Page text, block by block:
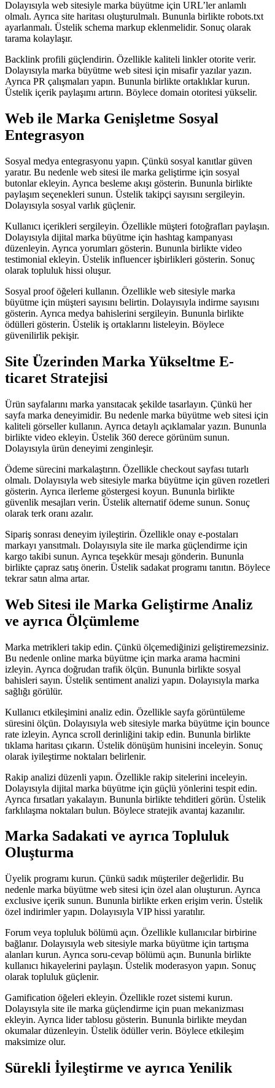
Dolayısıyla web sitesiyle marka büyütme için URL’ler anlamlı
olmalı. Ayrıca site haritası oluşturulmalı. Bununla birlikte robots.txt
ayarlanmalı. Üstelik schema markup eklenmelidir. Sonuç olarak
tarama kolaylaşır.
Backlink profili güçlendirin. Özellikle kaliteli linkler otorite verir.
Dolayısıyla marka büyütme web sitesi için misafir yazılar yazın.
Ayrıca PR çalışmaları yapın. Bununla birlikte ortaklıklar kurun.
Üstelik içerik paylaşımı artırın. Böylece domain otoritesi yükselir.
Web ile Marka Genişletme Sosyal
Entegrasyon
Sosyal medya entegrasyonu yapın. Çünkü sosyal kanıtlar güven
yaratır. Bu nedenle web sitesi ile marka geliştirme için sosyal
butonlar ekleyin. Ayrıca besleme akışı gösterin. Bununla birlikte
paylaşım seçenekleri sunun. Üstelik takipçi sayısını sergileyin.
Dolayısıyla sosyal varlık güçlenir.
Kullanıcı içerikleri sergileyin. Özellikle müşteri fotoğrafları paylaşın.
Dolayısıyla dijital marka büyütme için hashtag kampanyası
düzenleyin. Ayrıca yorumları gösterin. Bununla birlikte video
testimonial ekleyin. Üstelik influencer işbirlikleri gösterin. Sonuç
olarak topluluk hissi oluşur.
Sosyal proof öğeleri kullanın. Özellikle web sitesiyle marka
büyütme için müşteri sayısını belirtin. Dolayısıyla indirme sayısını
gösterin. Ayrıca medya bahislerini sergileyin. Bununla birlikte
ödülleri gösterin. Üstelik iş ortaklarını listeleyin. Böylece
güvenilirlik pekişir.
Site Üzerinden Marka Yükseltme E-
ticaret Stratejisi
Ürün sayfalarını marka yansıtacak şekilde tasarlayın. Çünkü her
sayfa marka deneyimidir. Bu nedenle marka büyütme web sitesi için
kaliteli görseller kullanın. Ayrıca detaylı açıklamalar yazın. Bununla
birlikte video ekleyin. Üstelik 360 derece görünüm sunun.
Dolayısıyla ürün deneyimi zenginleşir.
Ödeme sürecini markalaştırın. Özellikle checkout sayfası tutarlı
olmalı. Dolayısıyla web sitesiyle marka büyütme için güven rozetleri
gösterin. Ayrıca ilerleme göstergesi koyun. Bununla birlikte
güvenlik mesajları verin. Üstelik alternatif ödeme sunun. Sonuç
olarak terk oranı azalır.
Sipariş sonrası deneyim iyileştirin. Özellikle onay e-postaları
markayı yansıtmalı. Dolayısıyla site ile marka güçlendirme için
kargo takibi sunun. Ayrıca teşekkür mesajı gönderin. Bununla
birlikte çapraz satış önerin. Üstelik sadakat programı tanıtın. Böylece
tekrar satın alma artar.
Web Sitesi ile Marka Geliştirme Analiz
ve ayrıca Ölçümleme
Marka metrikleri takip edin. Çünkü ölçemediğinizi geliştiremezsiniz.
Bu nedenle online marka büyütme için marka arama hacmini
izleyin. Ayrıca doğrudan trafik ölçün. Bununla birlikte sosyal
bahisleri sayın. Üstelik sentiment analizi yapın. Dolayısıyla marka
sağlığı görülür.
Kullanıcı etkileşimini analiz edin. Özellikle sayfa görüntüleme
süresini ölçün. Dolayısıyla web sitesiyle marka büyütme için bounce
rate izleyin. Ayrıca scroll derinliğini takip edin. Bununla birlikte
tıklama haritası çıkarın. Üstelik dönüşüm hunisini inceleyin. Sonuç
olarak iyileştirme noktaları belirlenir.
Rakip analizi düzenli yapın. Özellikle rakip sitelerini inceleyin.
Dolayısıyla dijital marka büyütme için güçlü yönlerini tespit edin.
Ayrıca fırsatları yakalayın. Bununla birlikte tehditleri görün. Üstelik
farklılaşma noktaları bulun. Böylece stratejik avantaj kazanılır.
Marka Sadakati ve ayrıca Topluluk
Oluşturma
Üyelik programı kurun. Çünkü sadık müşteriler değerlidir. Bu
nedenle marka büyütme web sitesi için özel alan oluşturun. Ayrıca
exclusive içerik sunun. Bununla birlikte erken erişim verin. Üstelik
özel indirimler yapın. Dolayısıyla VIP hissi yaratılır.
Forum veya topluluk bölümü açın. Özellikle kullanıcılar birbirine
bağlanır. Dolayısıyla web sitesiyle marka büyütme için tartışma
alanları kurun. Ayrıca soru-cevap bölümü açın. Bununla birlikte
kullanıcı hikayelerini paylaşın. Üstelik moderasyon yapın. Sonuç
olarak topluluk güçlenir.
Gamification öğeleri ekleyin. Özellikle rozet sistemi kurun.
Dolayısıyla site ile marka güçlendirme için puan mekanizması
ekleyin. Ayrıca lider tablosu gösterin. Bununla birlikte meydan
okumalar düzenleyin. Üstelik ödüller verin. Böylece etkileşim
maksimize olur.
Sürekli İyileştirme ve ayrıca Yenilik